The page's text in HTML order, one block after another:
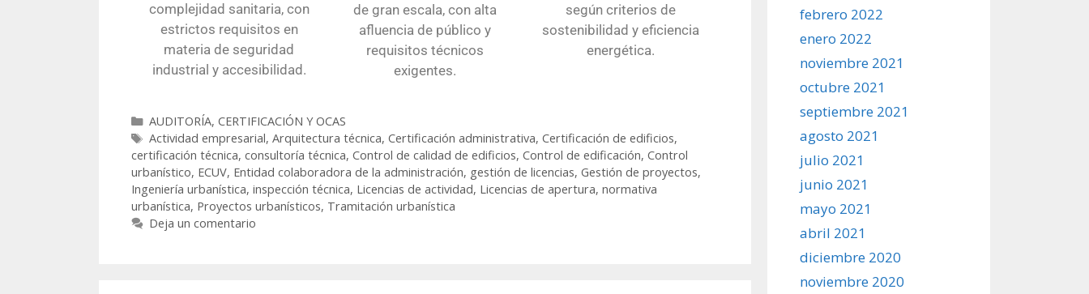
complejidad sanitaria, con
estrictos requisitos en
materia de seguridad
industrial y accesibilidad.
de gran escala, con alta
afluencia de público y
requisitos técnicos
exigentes.
según criterios de
sostenibilidad y eficiencia
energética.
AUDITORÍA, CERTIFICACIÓN Y OCAS
Actividad empresarial, Arquitectura técnica, Certificación administrativa, Certificación de edificios,
certificación técnica, consultoría técnica, Control de calidad de edificios, Control de edificación, Control
urbanístico, ECUV, Entidad colaboradora de la administración, gestión de licencias, Gestión de proyectos,
Ingeniería urbanística, inspección técnica, Licencias de actividad, Licencias de apertura, normativa
urbanística, Proyectos urbanísticos, Tramitación urbanística
Deja un comentario
febrero 2022
enero 2022
noviembre 2021
octubre 2021
septiembre 2021
agosto 2021
julio 2021
junio 2021
mayo 2021
abril 2021
diciembre 2020
noviembre 2020